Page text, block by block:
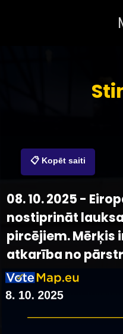
📋 Kopēt saiti
08. 10. 2025 -
nostiprināt
pircējiem. Mērķis
atkarība no